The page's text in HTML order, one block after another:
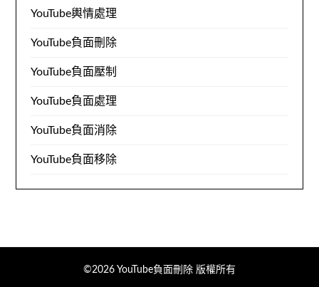
YouTube輿情處理
YouTube負面刪除
YouTube負面壓制
YouTube負面處理
YouTube負面消除
YouTube負面移除
©2026 YouTube負面刪除 版權所有